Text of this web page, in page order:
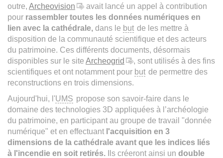
outre, Archeovision
avait lancé un appel à contribution
pour rassembler toutes les données numériques en
lien avec la cathédrale, dans le but de les mettre à
disposition de la communauté scientifique et des acteurs
du patrimoine. Ces différents documents, désormais
disponibles sur le site Archeogrid
, sont utilisés à des fins
scientifiques et ont notamment pour but de permettre des
reconstructions en trois dimensions.
Aujourd'hui, l'UMS propose son savoir-faire dans le
domaine des technologies 3D appliquées à l’archéologie
du patrimoine, en participant au groupe de travail "donnée
numérique" et en effectuant l'acquisition en 3
dimensions de la cathédrale avant que les indices liés
à l'incendie en soit retirés. Ils créeront ainsi un double